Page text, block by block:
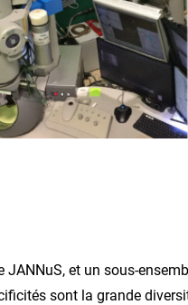
et un sous-
sont la grande